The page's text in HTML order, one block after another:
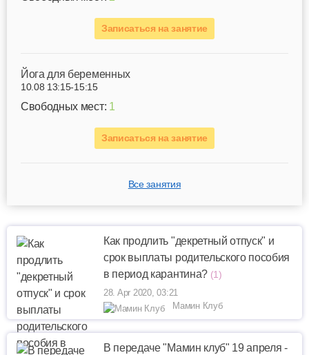
Записаться на занятие
Йога для беременных
10.08 13:15-15:15
Свободных мест: 1
Записаться на занятие
Все занятия
Как продлить "декретный отпуск" и
срок выплаты родительского пособия
в период карантина? (1)
28. Apr 2020, 03:21
Мамин Клуб
В передаче "Мамин клуб" 19 апреля -